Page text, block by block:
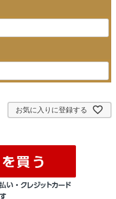
お気に入りに登録する